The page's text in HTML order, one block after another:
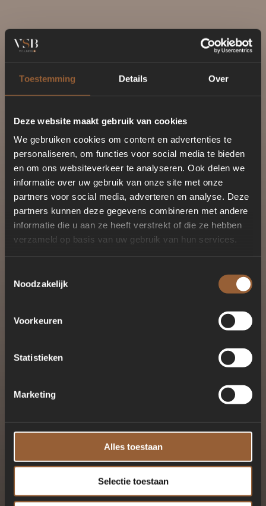
Toestemming Details Over
Deze website maakt gebruik van cookies
We gebruiken cookies om content en advertenties te
personaliseren, om functies voor social media te bieden
en om ons websiteverkeer te analyseren. Ook delen we
informatie over uw gebruik van onze site met onze
partners voor social media, adverteren en analyse. Deze
partners kunnen deze gegevens combineren met andere
informatie die u aan ze heeft verstrekt of die ze hebben
verzameld op basis van uw gebruik van hun services.
Noodzakelijk
Voorkeuren
Statistieken
Marketing
Alles toestaan
Selectie toestaan